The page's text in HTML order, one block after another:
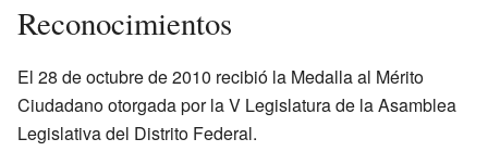
Reconocimientos
El 28 de octubre de 2010 recibió la Medalla al Mérito
Ciudadano otorgada por la V Legislatura de la Asamblea
Legislativa del Distrito Federal.